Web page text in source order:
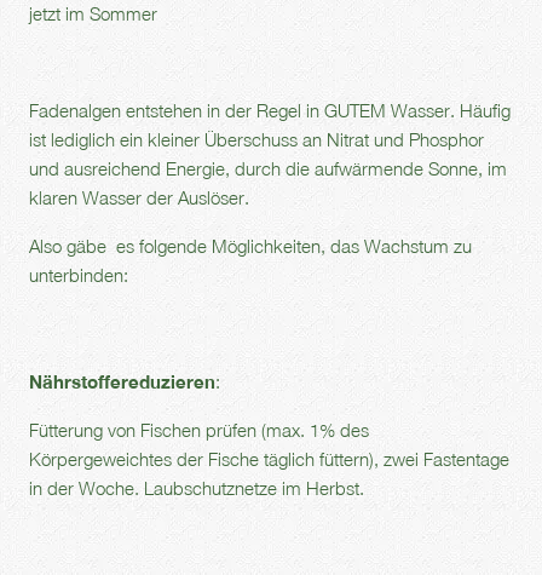
jetzt im Sommer
Fadenalgen entstehen in der Regel in GUTEM Wasser. Häufig
ist lediglich ein kleiner Überschuss an Nitrat und Phosphor
und ausreichend Energie, durch die aufwärmende Sonne, im
klaren Wasser der Auslöser.
Also gäbe es folgende Möglichkeiten, das Wachstum zu
unterbinden:
Nährstoffereduzieren:
Fütterung von Fischen prüfen (max. 1% des
Körpergeweichtes der Fische täglich füttern), zwei Fastentage
in der Woche. Laubschutznetze im Herbst.